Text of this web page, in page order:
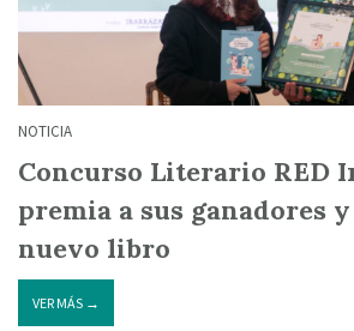
NOTICIA
Concurso Literario RED
premia a sus ganadores
nuevo libro
VER MÁS →